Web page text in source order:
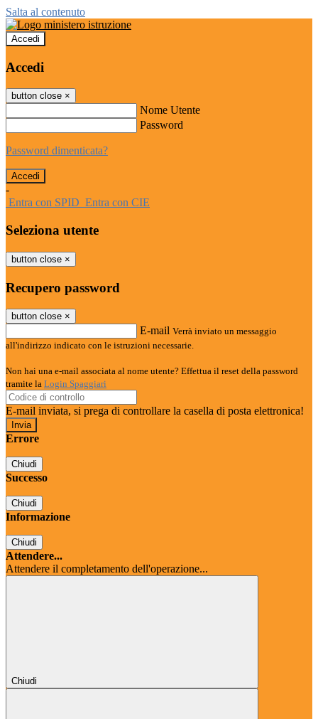
Salta al contenuto
Accedi
Accedi
button close ×
Nome Utente
Password
Password dimenticata?
-
Entra con SPID Entra con CIE
Seleziona utente
button close ×
Recupero password
button close ×
E-mail Verrà inviato un messaggio
all'indirizzo indicato con le istruzioni necessarie.
Non hai una e-mail associata al nome utente? Effettua il reset della password
tramite la Login Spaggiari
E-mail inviata, si prega di controllare la casella di posta elettronica!
Errore
Chiudi
Successo
Chiudi
Informazione
Chiudi
Attendere...
Attendere il completamento dell'operazione...
Chiudi